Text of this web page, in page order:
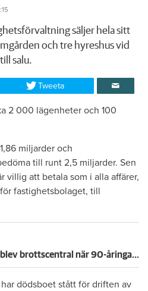
säljer hela sitt
och tre hyreshus vid
salu.
Tweeta
2 000 lägenheter och 100
miljarder och
till runt 2,5 miljarder. Sen
villig att betala som i alla affärer,
fastighetsbolaget, till
LSS-lägenhet blev brottscentral när 90-åringar lurades på guldsmycken - nu åtalas hyresgästen
dödsboet stått för driften av